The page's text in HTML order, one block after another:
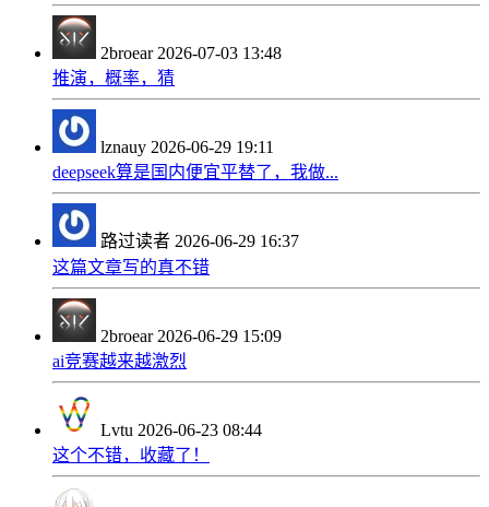
2broear 2026-07-03 13:48
推演，概率，猜
lznauy 2026-06-29 19:11
deepseek算是国内便宜平替了，我做...
路过读者 2026-06-29 16:37
这篇文章写的真不错
2broear 2026-06-29 15:09
ai竞赛越来越激烈
Lvtu 2026-06-23 08:44
这个不错，收藏了！